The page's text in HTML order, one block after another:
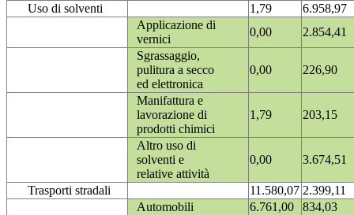
Uso di solventi 1,79
6.958,97
Applicazione di
vernici
0,00
2.854,41
Sgrassaggio,
pulitura a secco
ed elettronica
0,00 226,90
Manifattura e
lavorazione di
prodotti chimici
1,79 203,15
Altro uso di
solventi e
relative attività
0,00 3.674,51
Trasporti stradali 11.580,07 2.399,11
Automobili
6.761,00
834,03